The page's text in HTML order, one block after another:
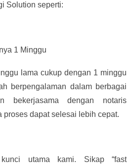
Solution seperti:
1 Minggu
lama cukup dengan 1 minggu
berpengalaman dalam berbagai
bekerjasama dengan notaris
proses dapat selesai lebih cepat.
utama kami. Sikap “fast